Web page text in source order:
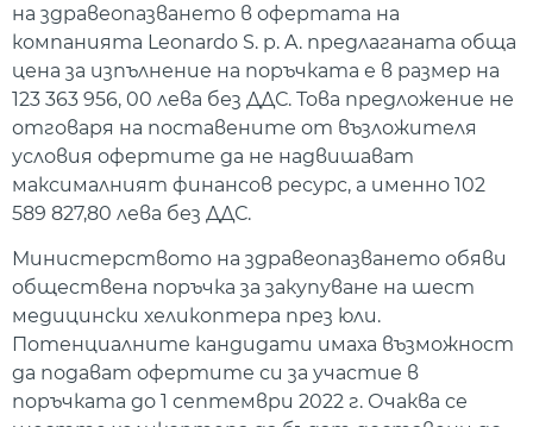
на здравеопазването в офертата на
компанията Leonardo S. p. A. предлаганата обща
цена за изпълнение на поръчката е в размер на
123 363 956, 00 лева без ДДС. Това предложение не
отговаря на поставените от възложителя
условия офертите да не надвишават
максималният финансов ресурс, а именно 102
589 827,80 лева без ДДС.
Министерството на здравеопазването обяви
обществена поръчка за закупуване на шест
медицински хеликоптера през юли.
Потенциалните кандидати имаха възможност
да подават офертите си за участие в
поръчката до 1 септември 2022 г. Очаква се